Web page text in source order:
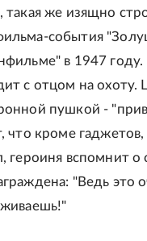
такая же изящно
события
в 1947 году.
с отцом на охоту.
пушкой -
что кроме
героиня вспомнит
"Ведь это